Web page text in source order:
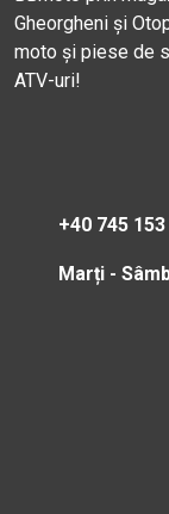
Gheorgheni și
moto și piese de
ATV-uri!
+40 745
Marți -